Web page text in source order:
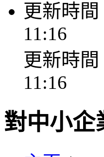
更新時間
11:16
更新時間
11:16
對中小企